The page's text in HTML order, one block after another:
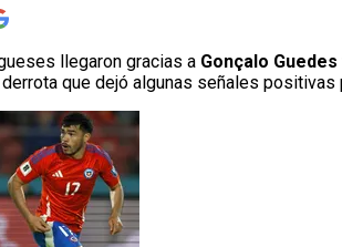
llegaron gracias a Gonçalo
que dejó algunas señales positivas